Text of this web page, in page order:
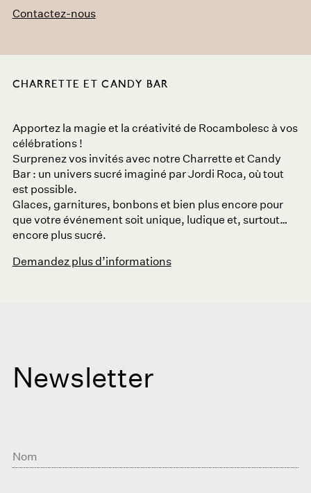
Contactez-nous
CHARRETTE ET CANDY BAR
Apportez la magie et la créativité de Rocambolesc à vos
célébrations !
Surprenez vos invités avec notre Charrette et Candy
Bar: un univers sucré imaginé parJordi Roca, où tout
est possible.
Glaces, garnitures, bonbons et bien plus encore pour
que votre événement soit unique, ludique et, surtout…
encore plus sucré.
Demandez plus d’informations
Newsletter